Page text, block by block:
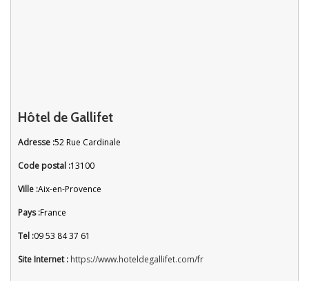
Hôtel de Gallifet
Adresse :52 Rue Cardinale
Code postal :13100
Ville :Aix-en-Provence
Pays :France
Tel :09 53 84 37 61
Site Internet : https://www.hoteldegallifet.com/fr